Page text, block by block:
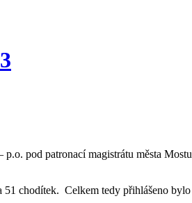
pod patronací magistrátu města
chodítek. Celkem tedy přihlášeno